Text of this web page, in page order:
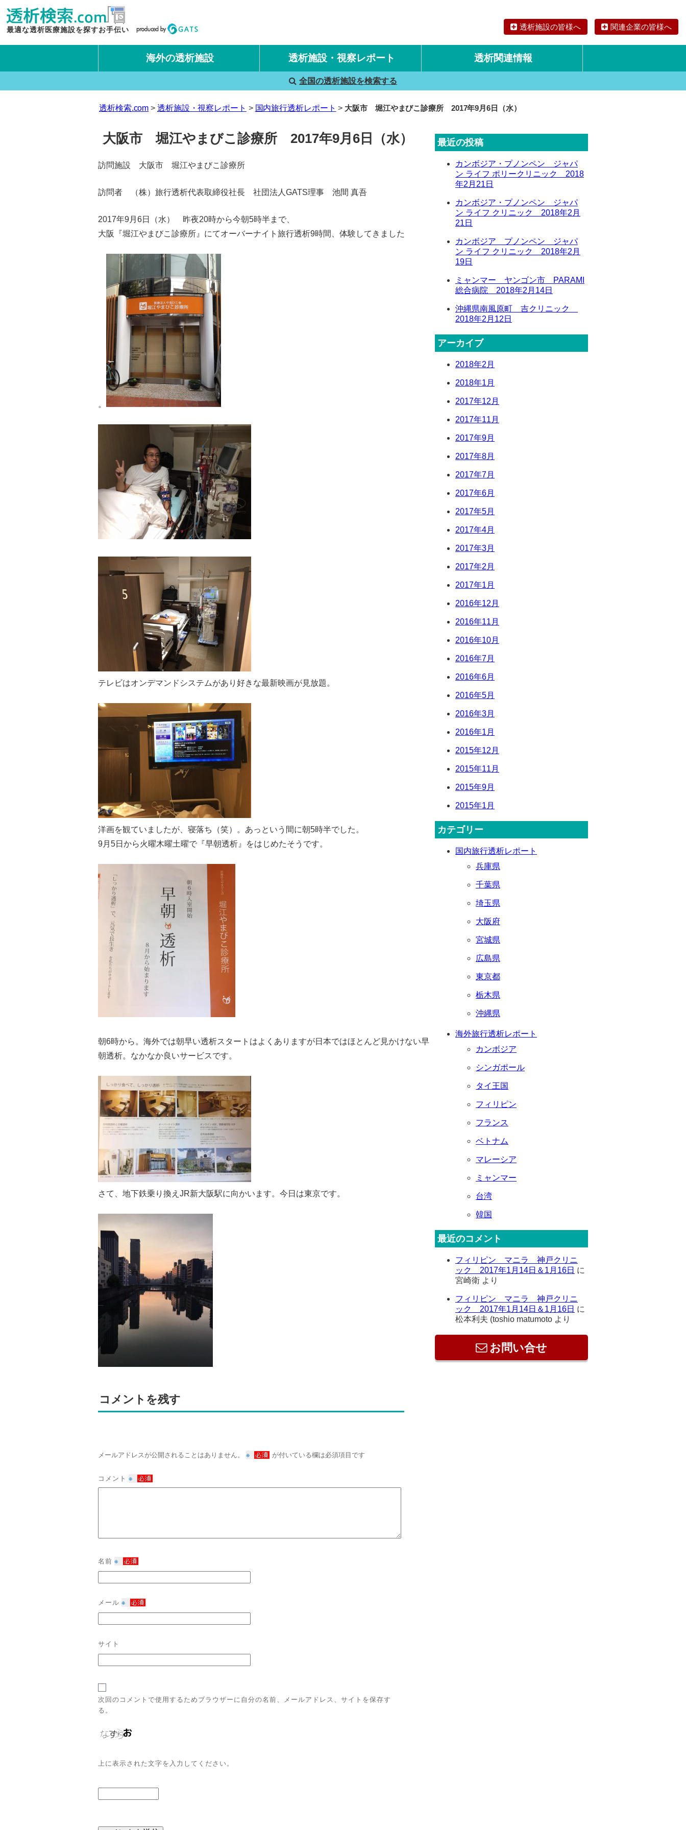
最適な透析医療施設を探すお手伝い 透析施設の皆様へ 関連企業の皆様へ
海外の透析施設 透析施設・視察レポート
国内旅行透析レポート
海外旅行透析レポート
透析関連情報
全国の透析施設を検索する
透析検索.com 透析施設・視察レポート 国内旅行透析レポート 大阪市 堀江やまびこ診療所 2017年9月6日（水）
大阪市 堀江やまびこ診療所 2017年9月6日（水）
訪問施設 大阪市 堀江やまびこ診療所
訪問者 （株）旅行透析代表取締役社長 社団法人GATS理事 池間 真吾
2017年9月6日（水） 昨夜20時から今朝5時半まで、
大阪『堀江やまびこ診療所』にてオーバーナイト旅行透析9時間、体験してきました
。
テレビはオンデマンドシステムがあり好きな最新映画が見放題。
洋画を観ていましたが、寝落ち（笑）。あっという間に朝5時半でした。
9月5日から火曜木曜土曜で『早朝透析』をはじめたそうです。
朝6時から。海外では朝早い透析スタートはよくありますが日本ではほとんど見かけない早
朝透析。なかなか良いサービスです。
さて、地下鉄乗り換えJR新大阪駅に向かいます。今日は東京です。
コメントを残す
メールアドレスが公開されることはありません。 ※ が付いている欄は必須項目です
コメント ※
名前 ※
メール ※
サイト
次回のコメントで使用するためブラウザーに自分の名前、メールアドレス、サイトを保存す
る。
上に表示された文字を入力してください。
最近の投稿
カンボジア・プノンペン ジャパ
ン ライフ ポリークリニック 2018
年2月21日
カンボジア・プノンペン ジャパ
ン ライフ クリニック 2018年2月
21日
カンボジア プノンペン ジャパ
ン ライフ クリニック 2018年2月
19日
ミャンマー ヤンゴン市 PARAMI
総合病院 2018年2月14日
沖縄県南風原町 吉クリニック
2018年2月12日
アーカイブ
2018年2月
2018年1月
2017年12月
2017年11月
2017年9月
2017年8月
2017年7月
2017年6月
2017年5月
2017年4月
2017年3月
2017年2月
2017年1月
2016年12月
2016年11月
2016年10月
2016年7月
2016年6月
2016年5月
2016年3月
2016年1月
2015年12月
2015年11月
2015年9月
2015年1月
カテゴリー
国内旅行透析レポート
兵庫県
千葉県
埼玉県
大阪府
宮城県
広島県
東京都
栃木県
沖縄県
海外旅行透析レポート
カンボジア
シンガポール
タイ王国
フィリピン
フランス
ベトナム
マレーシア
ミャンマー
台湾
韓国
最近のコメント
フィリピン マニラ 神戸クリニ
ック 2017年1月14日＆1月16日 に
宮崎衛 より
フィリピン マニラ 神戸クリニ
ック 2017年1月14日＆1月16日 に
松本利夫 (toshio matumoto より
お問い合せ